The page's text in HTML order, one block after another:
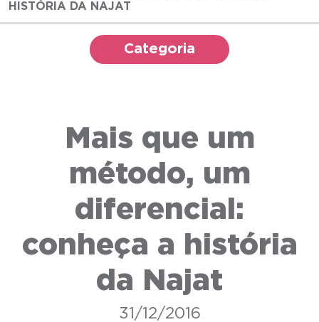
HISTÓRIA DA NAJAT
Categoria
Mais que um
método, um
diferencial:
conheça a história
da Najat
31/12/2016